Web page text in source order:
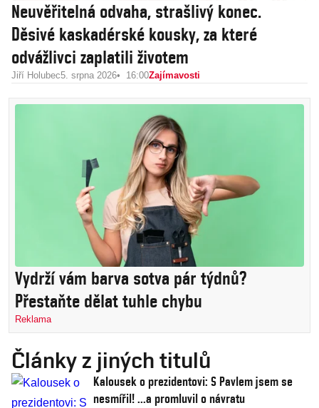
Neuvěřitelná odvaha, strašlivý konec.
Děsivé kaskadérské kousky, za které
odvážlivci zaplatili životem
Jiří Holubec5. srpna 2026 16:00Zajímavosti
Vydrží vám barva sotva pár týdnů?
Přestaňte dělat tuhle chybu
Reklama
Články z jiných titulů
Kalousek o prezidentovi: S Pavlem jsem se
nesmířil! ...a promluvil o návratu